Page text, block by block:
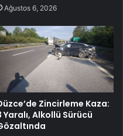
Ağustos 6, 2026
Zincirleme Kaza:
Yaralı, Alkollü Sürücü